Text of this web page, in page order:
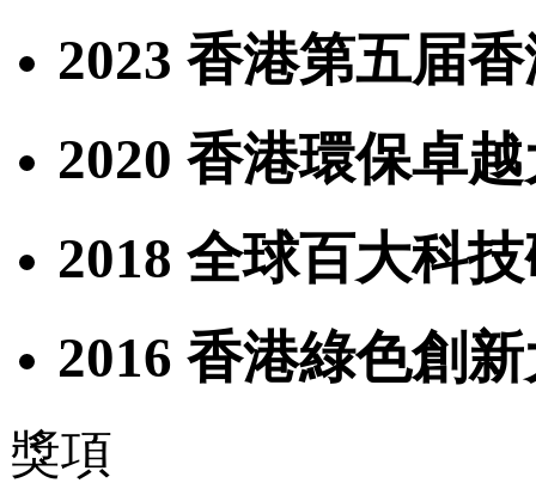
2023 香港第五届
2020 香港環保卓
2018 全球百大科
2016 香港綠色創
獎項